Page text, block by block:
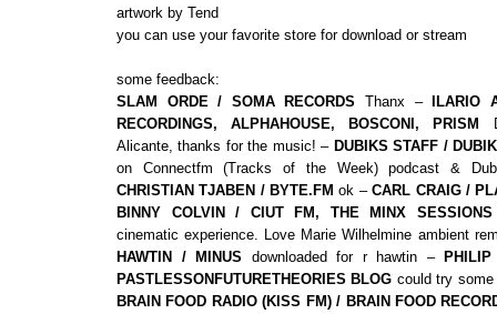
artwork by Tend
you can use your favorite store for download or stream
some feedback:
SLAM ORDE / SOMA RECORDS Thanx –
ILARIO
RECORDINGS, ALPHAHOUSE, BOSCONI, PRISM
Alicante, thanks for the music! – DUBIKS STAFF /
on Connectfm (Tracks of the Week) podcast &
CHRISTIAN TJABEN / BYTE.FM ok –CARL CRAIG /
BINNY COLVIN / CIUT FM, THE MINX SESSIONS
cinematic experience. Love Marie Wilhelmine ambient
HAWTIN / MINUS downloaded for r hawtin –
PASTLESSONFUTURETHEORIES BLOG could try
BRAIN FOOD RADIO (KISS FM) / BRAIN FOOD